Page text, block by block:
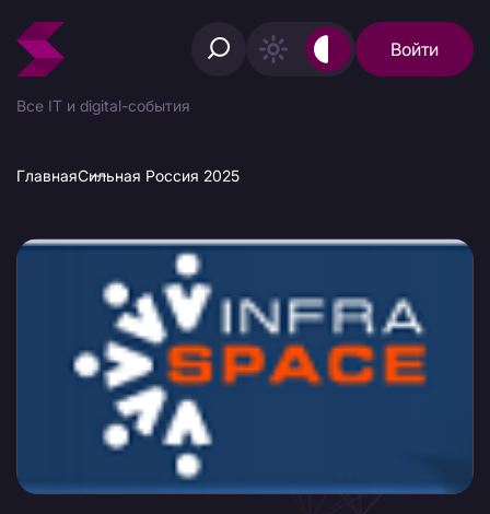
Войти
Все IT и digital-события
ГлавнаяСильная Россия 2025